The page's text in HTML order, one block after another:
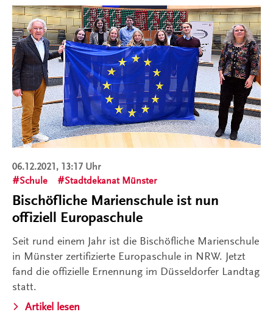
06.12.2021, 13:17 Uhr
Schule
Stadtdekanat Münster
Bischöfliche Marienschule ist nun
offiziell Europaschule
Seit rund einem Jahr ist die Bischöfliche Marienschule
in Münster zertifizierte Europaschule in NRW. Jetzt
fand die offizielle Ernennung im Düsseldorfer Landtag
statt.
Artikel lesen